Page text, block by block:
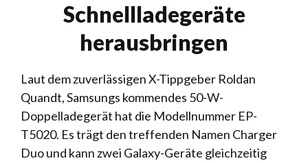
Schnellladegeräte
herausbringen
Laut dem zuverlässigen X-Tippgeber Roldan
Quandt,Samsungs kommendes 50-W-
Doppelladegerät hat die Modellnummer EP-
T5020. Es trägt den treffenden Namen Charger
Duo und kann zwei Galaxy-Geräte gleichzeitig